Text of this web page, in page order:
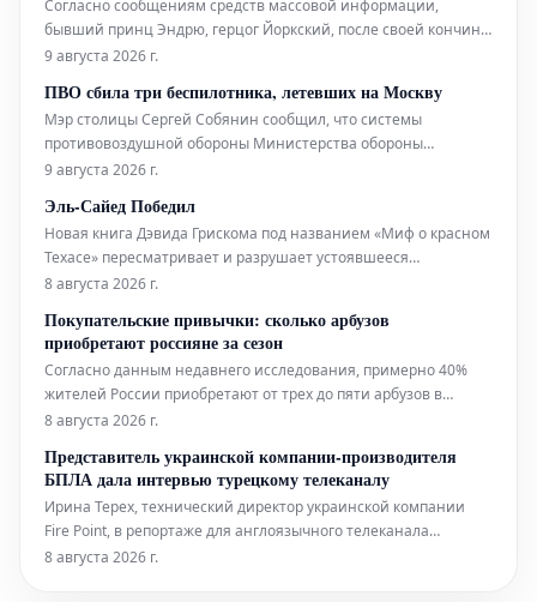
Согласно сообщениям средств массовой информации,
бывший принц Эндрю, герцог Йоркский, после своей кончины
будет удостоен королевских почестей на похоронах.
усыпальница во Фрогморе, расположенная на территории
Виндзора. Это историческое
9 августа 2026 г.
ПВО сбила три беспилотника, летевших на Москву
Мэр столицы Сергей Собянин сообщил, что системы
противовоздушной обороны Министерства обороны
Российской Федерации успешно сбили три беспилотных
информации главы города, специалисты экстренных служб
уже приступили к работе на местах па
9 августа 2026 г.
Эль-Сайед Победил
Новая книга Дэвида Грискома под названием «Миф о красном
Техасе» пересматривает и разрушает устоявшееся
представление о Техасе как о штате, в политической ДНК
8 августа 2026 г.
Покупательские привычки: сколько арбузов
приобретают россияне за сезон
Согласно данным недавнего исследования, примерно 40%
жителей России приобретают от трех до пяти арбузов в
течение одного сезона. При этом каждый пятый
анализ покупательских привычек, основанный на опросе
более 1,7 тысячи рос
8 августа 2026 г.
Представитель украинской компании-производителя
БПЛА дала интервью турецкому телеканалу
Ирина Терех, технический директор украинской компании
Fire Point, в репортаже для англоязычного телеканала
выразила обеспокоенность отсутствием доступа к системе
8 августа 2026 г.